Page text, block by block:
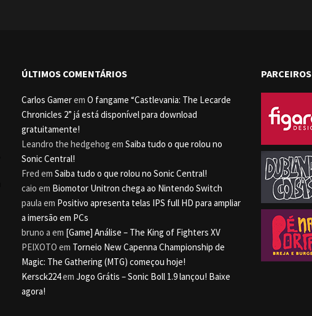
ÚLTIMOS COMENTÁRIOS
Carlos Gamerem O fangame “Castlevania: The Lecarde
Chronicles 2” já está disponível para download
gratuitamente!
Leandro the hedgehog em Saiba tudo o que rolou no
Sonic Central!
Fred em Saiba tudo o que rolou no Sonic Central!
caio em Biomotor Unitron chega ao Nintendo Switch
paula em Positivo apresenta telas IPS full HD para ampliar
a imersão em PCs
bruno a em [Game] Análise – The King of Fighters XV
PEIXOTO em Torneio New Capenna Championship de
Magic: The Gathering (MTG) começou hoje!
Kersck224em Jogo Grátis – Sonic Boll 1.9 lançou! Baixe
agora!
PARCEIROS